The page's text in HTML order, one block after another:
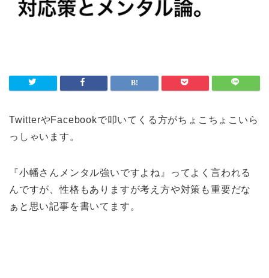
TwitterやFacebookで叩いてくる方がちょこちょこいら
っしゃいます。
『小幡さんメンタル強いですよね』ってよく言われる
んですが、性格もありますが考え方や対策も重要だな
ぁと思い記事を書いてます。